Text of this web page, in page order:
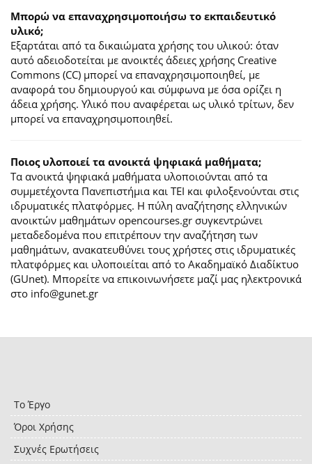
Mπορώ να επαναχρησιμοποιήσω το εκπαιδευτικό
υλικό;
Εξαρτάται από τα δικαιώματα χρήσης του υλικού: όταν
αυτό αδειοδοτείται με ανοικτές άδειες χρήσης Creative
Commons (CC) μπορεί να επαναχρησιμοποιηθεί, με
αναφορά του δημιουργού και σύμφωνα με όσα ορίζει η
άδεια χρήσης. Υλικό που αναφέρεται ως υλικό τρίτων, δεν
μπορεί να επαναχρησιμοποιηθεί.
Ποιος υλοποιεί τα ανοικτά ψηφιακά μαθήματα;
Τα ανοικτά ψηφιακά μαθήματα υλοποιούνται από τα
συμμετέχοντα Πανεπιστήμια και ΤΕΙ και φιλοξενούνται στις
ιδρυματικές πλατφόρμες. H πύλη αναζήτησης ελληνικών
ανοικτών μαθημάτων opencourses.gr συγκεντρώνει
μεταδεδομένα που επιτρέπουν την αναζήτηση των
μαθημάτων, ανακατευθύνει τους χρήστες στις ιδρυματικές
πλατφόρμες και υλοποιείται από το Ακαδημαϊκό Διαδίκτυο
(GUnet). Μπορείτε να επικοινωνήσετε μαζί μας ηλεκτρονικά
στο info@gunet.gr
Το Έργο
Όροι Χρήσης
Συχνές Ερωτήσεις